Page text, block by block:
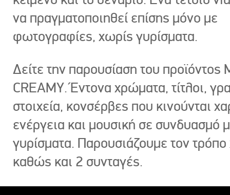
να πραγματοποιηθεί επίσης μόνο με
φωτογραφίες, χωρίς γυρίσματα.
Δείτε την παρουσίαση του προϊόντος
CREAMY. Έντονα χρώματα, τίτλοι,
στοιχεία, κονσέρβες που κινούνται
ενέργεια και μουσική σε συνδυασμό
γυρίσματα. Παρουσιάζουμε τον
καθώς και 2 συνταγές.